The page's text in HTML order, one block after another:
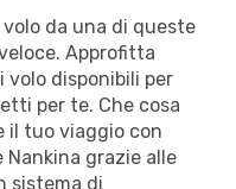
da una di queste
Approfitta
volo disponibili per
per te. Che cosa
il tuo viaggio con
Nankina grazie alle
sistema di